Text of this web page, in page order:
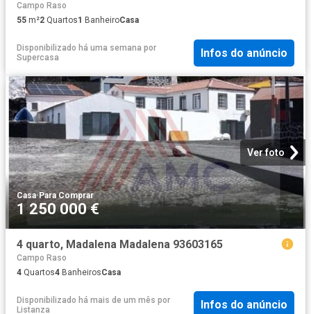
Campo Raso
55 m²2 Quartos1 BanheiroCasa
Disponibilizado há uma semana por
Supercasa
Infos do anúncio
Ver foto
Casa· Para Comprar
1 250 000 €
4 quarto, Madalena Madalena 93603165
Campo Raso
4 Quartos4 BanheirosCasa
Disponibilizado há mais de um mês por
Listanza
Infos do anúncio